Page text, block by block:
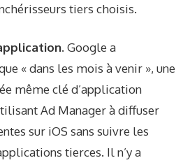
tiers choisis.
Google a
« dans les mois à venir », une
même clé d’application
Ad Manager à diffuser
sur iOS sans suivre les
tierces. Il n’y a